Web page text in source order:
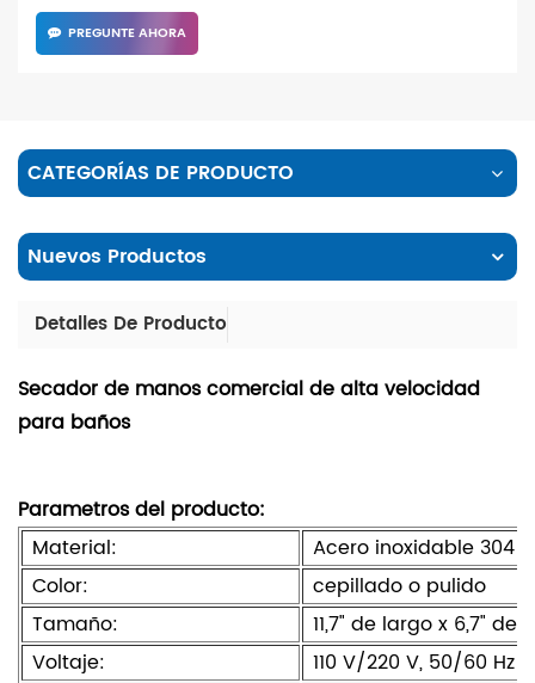
PREGUNTE AHORA
CATEGORÍAS DE PRODUCTO
Nuevos Productos
Detalles De Producto
Secador de manos comercial de alta velocidad
para baños
Parametros del producto:
Material:
Acero inoxidable 304
Color:
cepillado o pulido
Tamaño:
11,7" de largo x 6,7" de
Voltaje:
110 V/220 V, 50/60 Hz